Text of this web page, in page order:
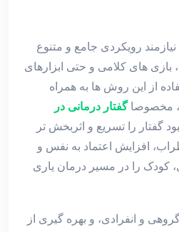
رویکردی جامع و متنوع
بازی ‌های کلامی و حتی ابزارهای
از این روش ‌ها به همراه
مخصوصاگفتار درمانی در
گفتار را تسریع و اثربخش ‌تر
افزایش اعتماد به نفس و
کودک را در مسیر درمان یاری
و انفرادی، و بهره‌ گیری از